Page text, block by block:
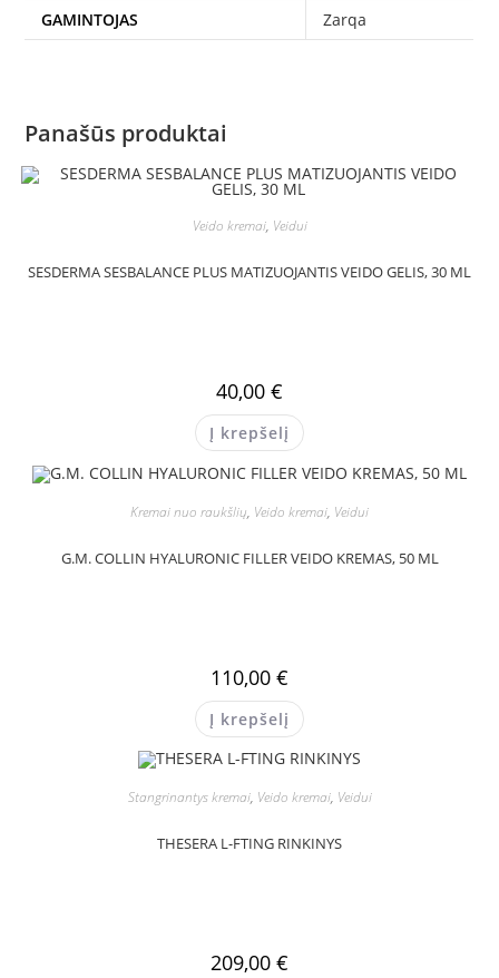
GAMINTOJAS Zarqa
Panašūs produktai
Veido kremai, Veidui
SESDERMA SESBALANCE PLUS MATIZUOJANTIS VEIDO GELIS, 30 ML
40,00 €
Į krepšelį
Kremai nuo raukšlių, Veido kremai, Veidui
G.M. COLLIN HYALURONIC FILLER VEIDO KREMAS, 50 ML
110,00 €
Į krepšelį
Stangrinantys kremai, Veido kremai, Veidui
THESERA L-FTING RINKINYS
209,00 €